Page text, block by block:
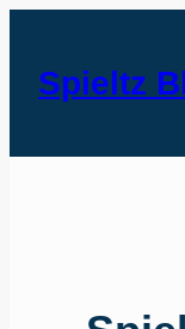
Spieltz